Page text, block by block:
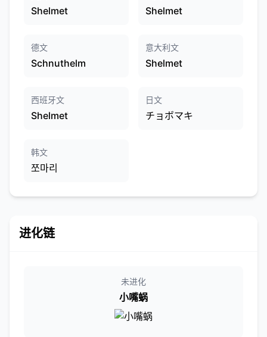
Shelmet Shelmet
德文
Schnuthelm
意大利文
Shelmet
西班牙文
Shelmet
日文
チョボマキ
韩文
쪼마리
进化链
未进化
小嘴蜗